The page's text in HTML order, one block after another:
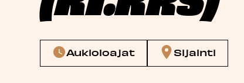
Aukioloajat Sijainti